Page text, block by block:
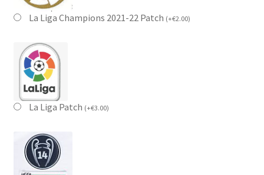
La Liga Champions 2021-22 Patch (+€2.00)
La Liga Patch (+€3.00)